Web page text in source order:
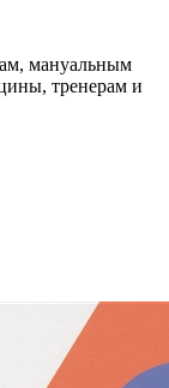
мануальным
тренерам и